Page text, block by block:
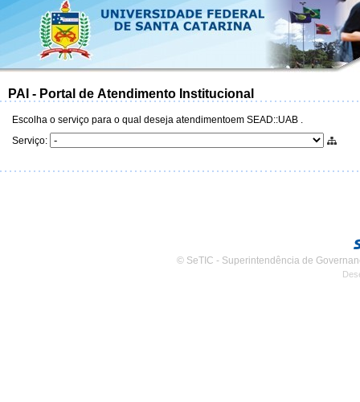
PAI - Portal de Atendimento nstitucional
Escolha o serviço para o qual deseja atendimentoem SEAD::UAB .
Serviço:
© SeTIC - Superintendência de